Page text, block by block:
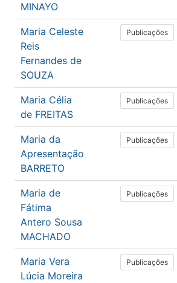
MINAYO
Maria Celeste
Reis
Fernandes de
SOUZA
Publicações
Maria Célia
de FREITAS
Publicações
Maria da
Apresentação
BARRETO
Publicações
Maria de
Fátima
Antero Sousa
MACHADO
Publicações
Maria Vera
Lúcia Moreira
Publicações